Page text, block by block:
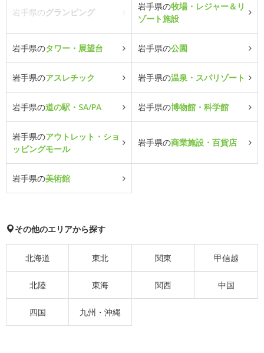
岩手県のグランピング
岩手県の牧場・レジャー＆リ
ゾート施設
岩手県のタワー・展望台 岩手県の公園
岩手県のアスレチック 岩手県の温泉・スパリゾート
岩手県の道の駅・SA/PA 岩手県の博物館・科学館
岩手県のアウトレット・ショ
ッピングモール
岩手県の商業施設・百貨店
岩手県の美術館
その他のエリアから探す
北海道 東北 関東 甲信越
北陸 東海 関西 中国
四国 九州・沖縄